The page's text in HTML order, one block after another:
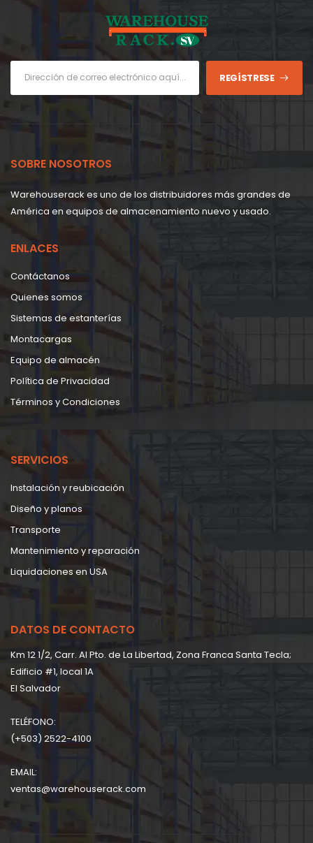
REGÍSTRESE
SOBRE NOSOTROS
Warehouserack es uno de los distribuidores más grandes de
América en equipos de almacenamiento nuevo y usado.
ENLACES
Contáctanos
Quienes somos
Sistemas de estanterías
Montacargas
Equipo de almacén
Política de Privacidad
Términos y Condiciones
SERVICIOS
Instalación y reubicación
Diseño y planos
Transporte
Mantenimiento y reparación
Liquidaciones en USA
DATOS DE CONTACTO
Km 12 1/2, Carr. Al Pto. de La Libertad, Zona Franca Santa Tecla;
Edificio #1, local 1A
EI Salvador
TELÉFONO:
(+503) 2522-4100
EMAIL:
ventas@warehouserack.com